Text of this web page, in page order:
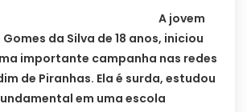
A jovem
da Silva de 18 anos, iniciou
importante campanha nas redes
de Piranhas. Ela é surda, estudou
em uma escola